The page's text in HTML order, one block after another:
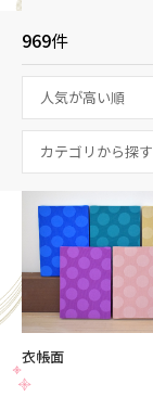
969件
カテゴリから探す
衣帳面